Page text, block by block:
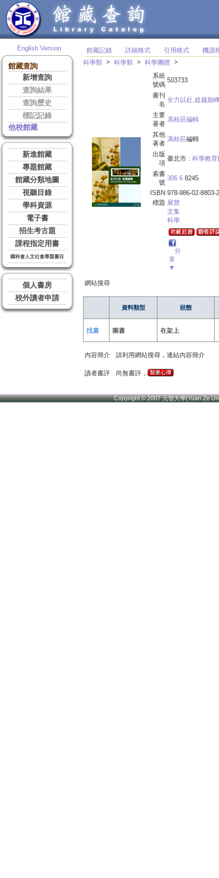
English Version
館藏查詢
新增查詢
查詢結果
查詢歷史
標記記錄
他校館藏
新進館藏
專題館藏
館藏分類地圖
視聽目錄
學科資源
電子書
招生考古題
課程指定用書
國科會人文社會專題書目
個人書房
校外讀者申請
館藏記錄 ‧ 詳細格式 ‧ 引用格式 ‧
機讀
科學類 > 科學類 > 科學團體 >
系統
號碼
503733
書刊
名
全力以赴,超越巔
主要
著者
馮桂莊編輯
其他
著者
馮桂莊編輯
出版
項
臺北市 : 科學教育
索書
號
306.6 8245
ISBN 978-986-02-8803-2
標題 展覽
文集
科學
分
享
▼
網站搜尋
資料類型 狀態
找書 圖書 在架上
內容簡介 請利用網站搜尋，連結內容簡介
讀者書評 尚無書評，
Copyright © 2007 元智大學(Yuan Ze